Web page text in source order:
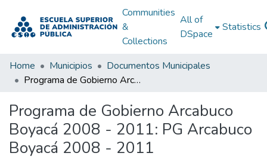
Communities
&
Collections
All of
DSpace
Statistics
Home Municipios
Documentos Municipales
Programa de Gobierno Arcabuco Boyacá 2008 - 2011: PG Arcabuco Boyacá 2008 - 2011
Programa de Gobierno Arcabuco
Boyacá 2008 - 2011: PG Arcabuco
Boyacá 2008 - 2011